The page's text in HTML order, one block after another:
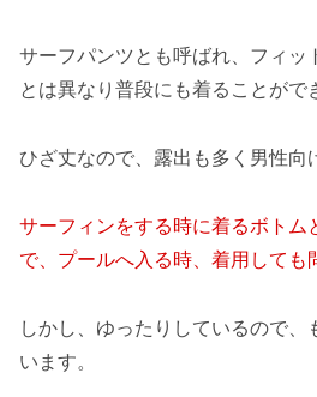
サーフパンツとも呼ばれ、フィッ
とは異なり普段にも着ることがで
ひざ丈なので、露出も多く男性向
サーフィンをする時に着るボトム
で、プールへ入る時、着用しても
しかし、ゆったりしているので、
います。